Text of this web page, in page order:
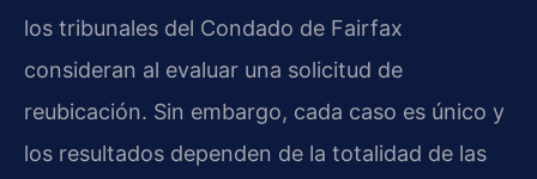
los tribunales del Condado de Fairfax
consideran al evaluar una solicitud de
reubicación. Sin embargo, cada caso es único y
los resultados dependen de la totalidad de las